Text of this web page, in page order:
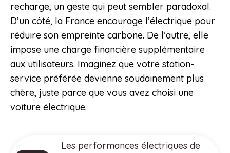
recharge, un geste qui peut sembler paradoxal.
D’un côté, la France encourage l’électrique pour
réduire son empreinte carbone. De l’autre, elle
impose une charge financière supplémentaire
aux utilisateurs. Imaginez que votre station-
service préférée devienne soudainement plus
chère, juste parce que vous avez choisi une
voiture électrique.
Les performances électriques de